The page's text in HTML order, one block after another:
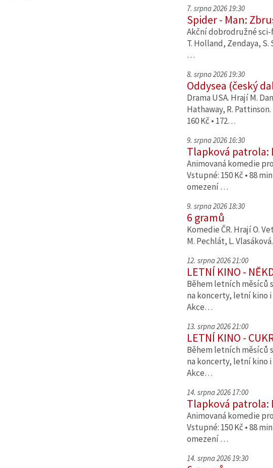
7. srpna 2026 19:30
Spider - Man:
Akční dobrodružné
T. Holland, Zendaya, S.
…
8. srpna 2026 19:30
Oddysea (český
Drama USA. Hrají M.
Hathaway, R.
160 Kč • 172…
9. srpna 2026 16:30
Tlapková
Animovaná komedie
Vstupné: 150 Kč • 88
omezení …
9. srpna 2026 18:30
6 gramů
Komedie ČR. Hrají O.
M. Pechlát, L.
12. srpna 2026 21:00
LETNÍ KINO -
Během letních měsíců
na koncerty, letní kino
Akce…
13. srpna 2026 21:00
LETNÍ KINO -
Během letních měsíců
na koncerty, letní kino
Akce…
14. srpna 2026 17:00
Tlapková
Animovaná komedie
Vstupné: 150 Kč • 88
omezení …
14. srpna 2026 19:30